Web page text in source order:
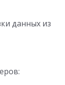
данных из